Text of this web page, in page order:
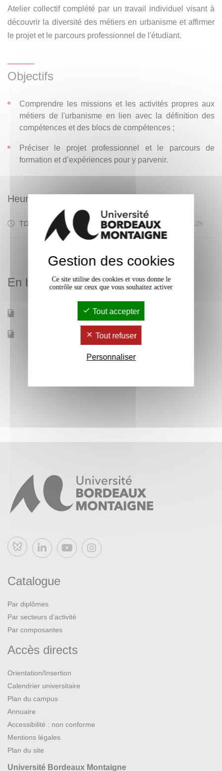
Atelier collectif complété par un travail individuel visant à
découvrir la diversité des métiers en urbanisme et affirmer
le projet et le parcours professionnel de l'étudiant.
Objectifs
Comprendre les missions et les activités propres aux
métiers de l'urbanisme en lien avec la définition des
compétences et des blocs de compétences ;
Préciser le projet professionnel et le parcours de
formation et d’expériences pour y parvenir.
Heures d'enseignement
TD
Travaux
Dirigés
12h
En bref
Non
Accessible à distance Non
Bluesky
Catalogue
Par diplômes
Par secteurs d’activité
Par composantes
Accès directs
Orientation/Insertion
Calendrier universitaire
Plan du campus
Annuaire
Accessibilité : non conforme
Mentions légales
Plan du site
Université Bordeaux Montaigne
Gestion des cookies
Ce site utilise des cookies et vous donne le
contrôle sur ceux que vous souhaitez activer
Tout accepter
Tout refuser
Personnaliser